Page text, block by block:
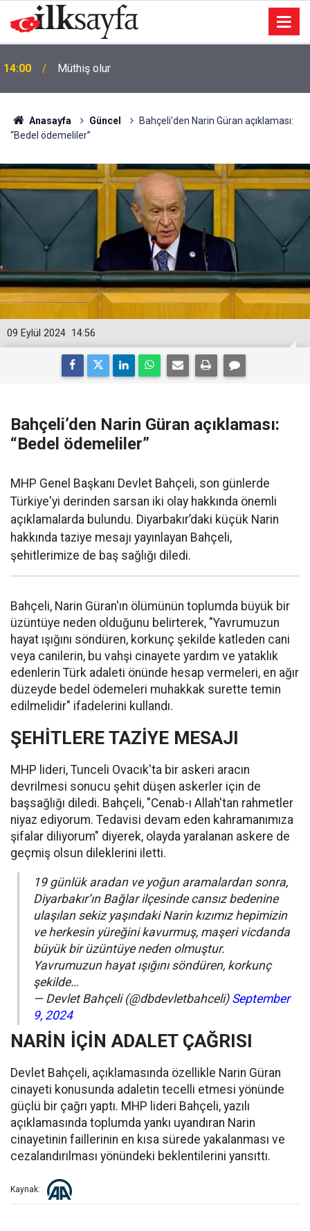
14:00 Müthiş olur
Anasayfa Güncel
Bahçeli’den Narin Güran açıklaması:
“Bedel ödemeliler”
14:56
09 Eylül 2024
Bahçeli’den Narin Güran açıklaması:
“Bedel ödemeliler”
MHP Genel Başkanı Devlet Bahçeli, son günlerde
Türkiye'yi derinden sarsan iki olay hakkında önemli
açıklamalarda bulundu. Diyarbakır’daki küçük Narin
hakkında taziye mesajı yayınlayan Bahçeli,
şehitlerimize de baş sağlığı diledi.
Bahçeli, Narin Güran'ın ölümünün toplumda büyük bir
üzüntüye neden olduğunu belirterek, "Yavrumuzun
hayat ışığını söndüren, korkunç şekilde katleden cani
veya canilerin, bu vahşi cinayete yardım ve yataklık
edenlerin Türk adaleti önünde hesap vermeleri, en ağır
düzeyde bedel ödemeleri muhakkak surette temin
edilmelidir" ifadelerini kullandı.
ŞEHİTLERE TAZİYE MESAJI
MHP lideri, Tunceli Ovacık'ta bir askeri aracın
devrilmesi sonucu şehit düşen askerler için de
başsağlığı diledi. Bahçeli, "Cenab-ı Allah'tan rahmetler
niyaz ediyorum. Tedavisi devam eden kahramanımıza
şifalar diliyorum" diyerek, olayda yaralanan askere de
geçmiş olsun dileklerini iletti.
19 günlük aradan ve yoğun aramalardan sonra,
Diyarbakır’ın Bağlar ilçesinde cansız bedenine
ulaşılan sekiz yaşındaki Narin kızımız hepimizin
ve herkesin yüreğini kavurmuş, maşeri vicdanda
büyük bir üzüntüye neden olmuştur.
Yavrumuzun hayat ışığını söndüren, korkunç
şekilde…
— Devlet Bahçeli (@dbdevletbahceli) September
9, 2024
NARİN İÇİN ADALET ÇAĞRISI
Devlet Bahçeli, açıklamasında özellikle Narin Güran
cinayeti konusunda adaletin tecelli etmesi yönünde
güçlü bir çağrı yaptı. MHP lideri Bahçeli, yazılı
açıklamasında toplumda yankı uyandıran Narin
cinayetinin faillerinin en kısa sürede yakalanması ve
cezalandırılması yönündeki beklentilerini yansıttı.
Kaynak: